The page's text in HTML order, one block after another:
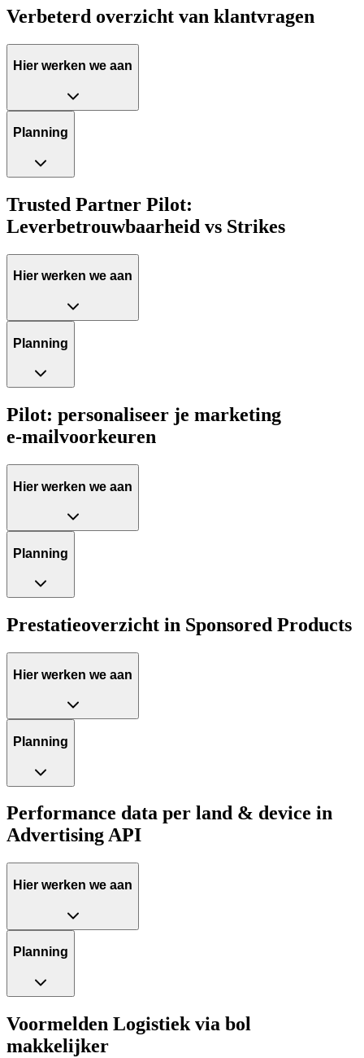
Verbeterd overzicht van klantvragen
Hier werken we aan
Planning
Trusted Partner Pilot:
Leverbetrouwbaarheid vs Strikes
Hier werken we aan
Planning
Pilot: personaliseer je marketing
e‑mailvoorkeuren
Hier werken we aan
Planning
Prestatieoverzicht in Sponsored Products
Hier werken we aan
Planning
Performance data per land & device in
Advertising API
Hier werken we aan
Planning
Voormelden Logistiek via bol
makkelijker